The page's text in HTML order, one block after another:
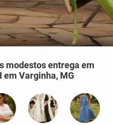
modestos entrega em
em Varginha, MG